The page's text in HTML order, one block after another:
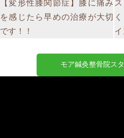
【変形性膝関節症】膝に痛み
を感じたら早めの治療が大切
です！！
モア鍼灸整骨院ス